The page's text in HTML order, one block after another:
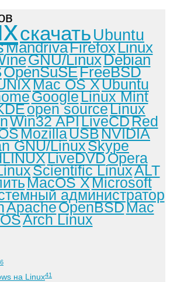
скачать Ubuntu
MandrivaFirefoxLinux
GNU/LinuxDebian
OpenSuSEFreeBSD
Mac OS XUbuntu
GoogleLinux Mint
open sourceLinux
Win32 APILiveCDRed
MozillaUSBNVIDIA
GNU/LinuxSkype
LiveDVDOpera
Scientific LinuxALT
MacOS XMicrosoft
администратор
ApacheOpenBSDMac
OSArch Linux
на Linux41